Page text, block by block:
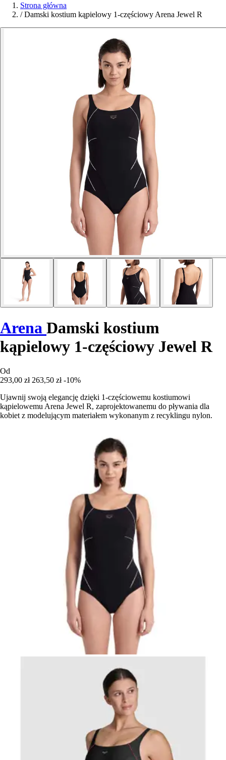
Strona główna
/ Damski kostium kąpielowy 1-częściowy Arena Jewel R
Arena Damski kostium
kąpielowy 1-częściowy Jewel R
Od
293,00 zł 263,50 zł -10%
Ujawnij swoją elegancję dzięki 1-częściowemu kostiumowi
kąpielowemu Arena Jewel R, zaprojektowanemu do pływania dla
kobiet z modelującym materiałem wykonanym z recyklingu nylon.